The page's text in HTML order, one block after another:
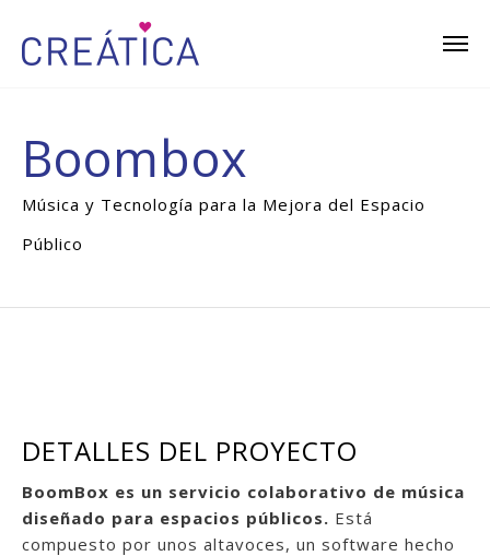
Boombox
Música y Tecnología para la Mejora del Espacio
Público
DETALLES DEL PROYECTO
BoomBox es un servicio colaborativo de música
diseñado para espacios públicos. Está
compuesto por unos altavoces, un software hecho